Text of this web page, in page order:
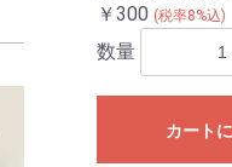
￥300 (税率8%込)
数量
カート